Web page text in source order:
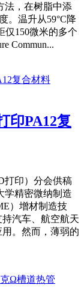
法，在树脂中添
。温升从59°C降
仅150微米的多个
Commun...
印PA12复
打印）分会供稿
学精密微纳制造
）增材制造技
汽车、航空航天
。然而，薄弱的